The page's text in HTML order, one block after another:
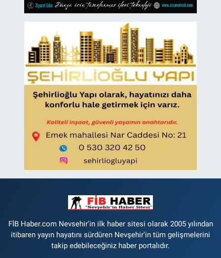
FİB Haber.com Nevsehir'in ilk haber sitesi olarak 2005 yılından
itibaren yayın hayatını sürdüren Nevşehir'in tüm gelişmelerini
takip edebileceğiniz haber portalıdır.